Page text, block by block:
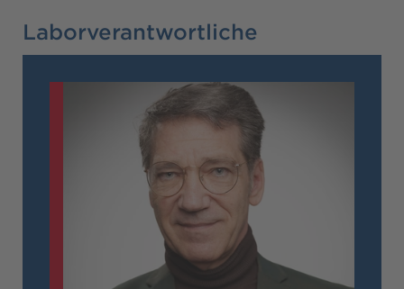
Laborverantwortliche